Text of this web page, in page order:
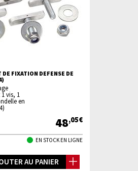
FIXATION DEFENSE DE
vis, 1
en
48,05€
EN STOCK EN LIGNE
AU PANIER